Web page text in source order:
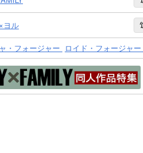
ヨル
・フォージャー ロイド・フォージャー